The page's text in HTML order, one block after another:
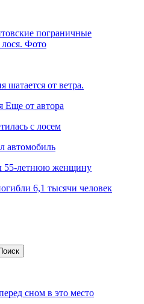
пограничные
лося. Фото
шатается от ветра.
Еще от автора
с лосем
автомобиль
55-летнюю женщину
6,1 тысячи человек
сном в это место